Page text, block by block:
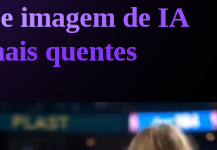
imagem de IA
quentes